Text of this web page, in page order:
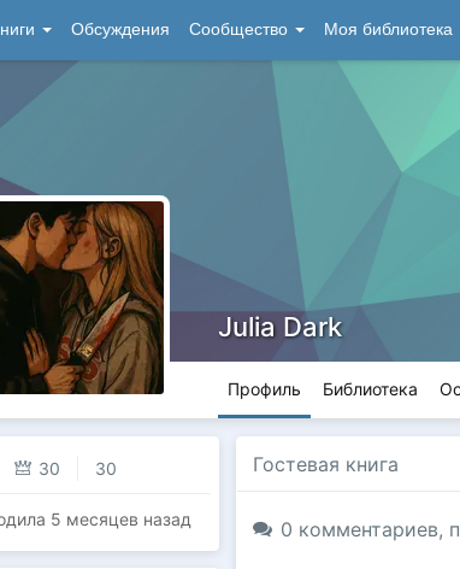
Обсуждения Сообщество Моя библиотека
Julia Dark
Профиль Библиотека
30 30
5 месяцев назад
Гостевая книга
0 комментариев,